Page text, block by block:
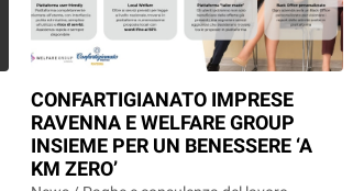
CONFARTIGIANATO IMPRESE
RAVENNA E WELFARE GROUP
INSIEME PER UN BENESSERE ‘A
KM ZERO’